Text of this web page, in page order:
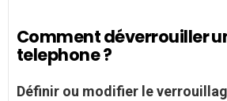
Comment déverrouiller
telephone ?
Définir ou modifier le